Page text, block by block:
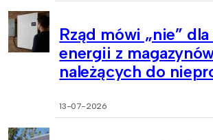
Rząd mówi „nie”
energii z
należących do
13-07-2026